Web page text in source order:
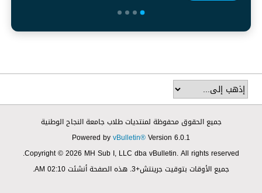
جميع الحقوق محفوظة لمنتديات طلاب جامعة النجاح الوطنية
Powered byvBulletin®Version 6.0.1
Copyright © 2026 MH Sub I, LLC dba vBulletin. All rights reserved.
جميع الأوقات بتوقيت جرينتش+3. هذه الصفحة أنشئت 02:10 AM.